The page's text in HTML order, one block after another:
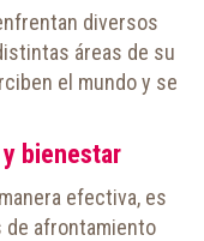
diversos
áreas de su
el mundo y se
bienestar
efectiva, es
afrontamiento